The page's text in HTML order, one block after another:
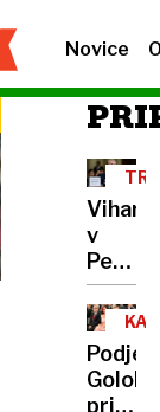
Novice
Vihar
v
zaradi
ocene
učinka
na
Goloba